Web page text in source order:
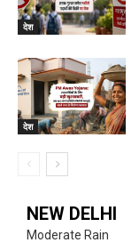
देश
देश
NEW DELHI
Moderate Rain